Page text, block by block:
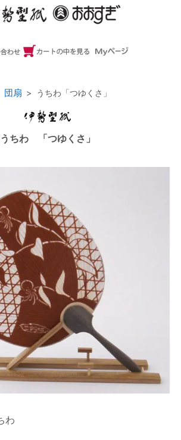
団扇 うちわ「つゆくさ」
うちわ 「つゆくさ」
わ